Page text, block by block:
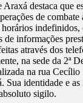
destaca que
de
indefinidos,
de informações
através dos
na sede da 2ª
na rua Cecílio
Sua identidade e as
sigilo.